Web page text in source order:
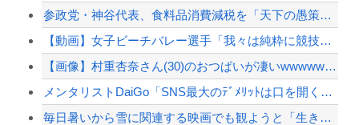
【悲報】嫁に15年間嘘つかれてて心が壊れてるから相手してくれ
【配信者】「金バエ」のSNS更新が1週間途絶え、様々な憶測が飛び交う。1週間ぶり...
【緊急速報】NYで警官が黒人男性の首を絞め、暴動第二波不可避へ
参政党・神谷代表、食料品消費減税を「天下の愚策だ」と痛烈批判！
【動画】女子ビーチバレー選手「我々は純粋に競技をしてるので性的な目で見ないでくだ...
【画像】村重杏奈さん(30)のおつぱいが凄いwwwwwwwwwwww
メンタリストDaiGo「SNS最大のﾃﾞﾒﾘｯﾄは口を開く価値がない奴が発信でき...
毎日暑いから雪に関連する映画でも観ようと「生きてこそ」を借りたのね